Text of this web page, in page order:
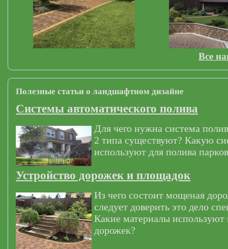
Все
Полезные статьи о ландшафтном дизайне
Системы автоматического полива
Для чего нужна система
2 типа существуют? Какую
используют для полива
Устройство дорожек и площадок
Из чего состоит мощеная
следует доверить это дело
Какие материалы
дорожек?